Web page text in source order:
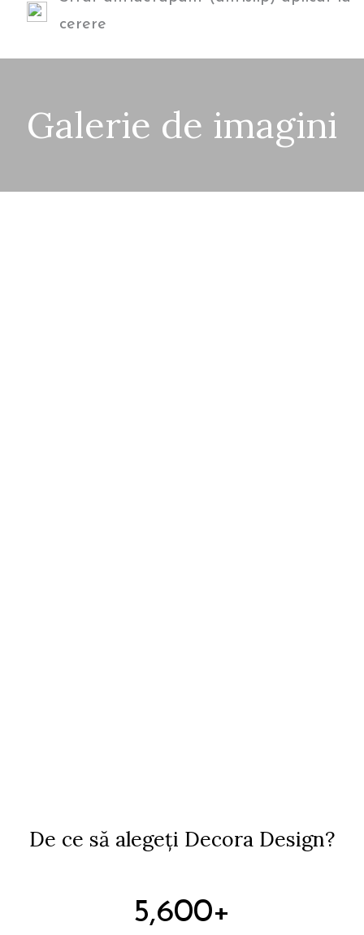
cerere
Galerie de imagini
De ce să alegeți Decora Design?
5,600+